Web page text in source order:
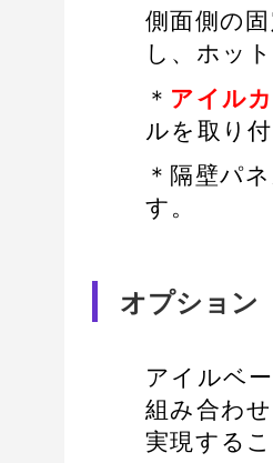
側面側の
し、ホッ
＊ アイル
ルを取り
＊隔壁パ
す。
オプション
アイルベ
組み合わ
実現する